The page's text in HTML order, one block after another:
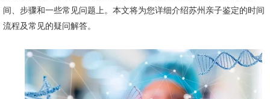
间、步骤和一些常见问题上。本文将为您详细介绍苏州亲子鉴定的时间
流程及常见的疑问解答。